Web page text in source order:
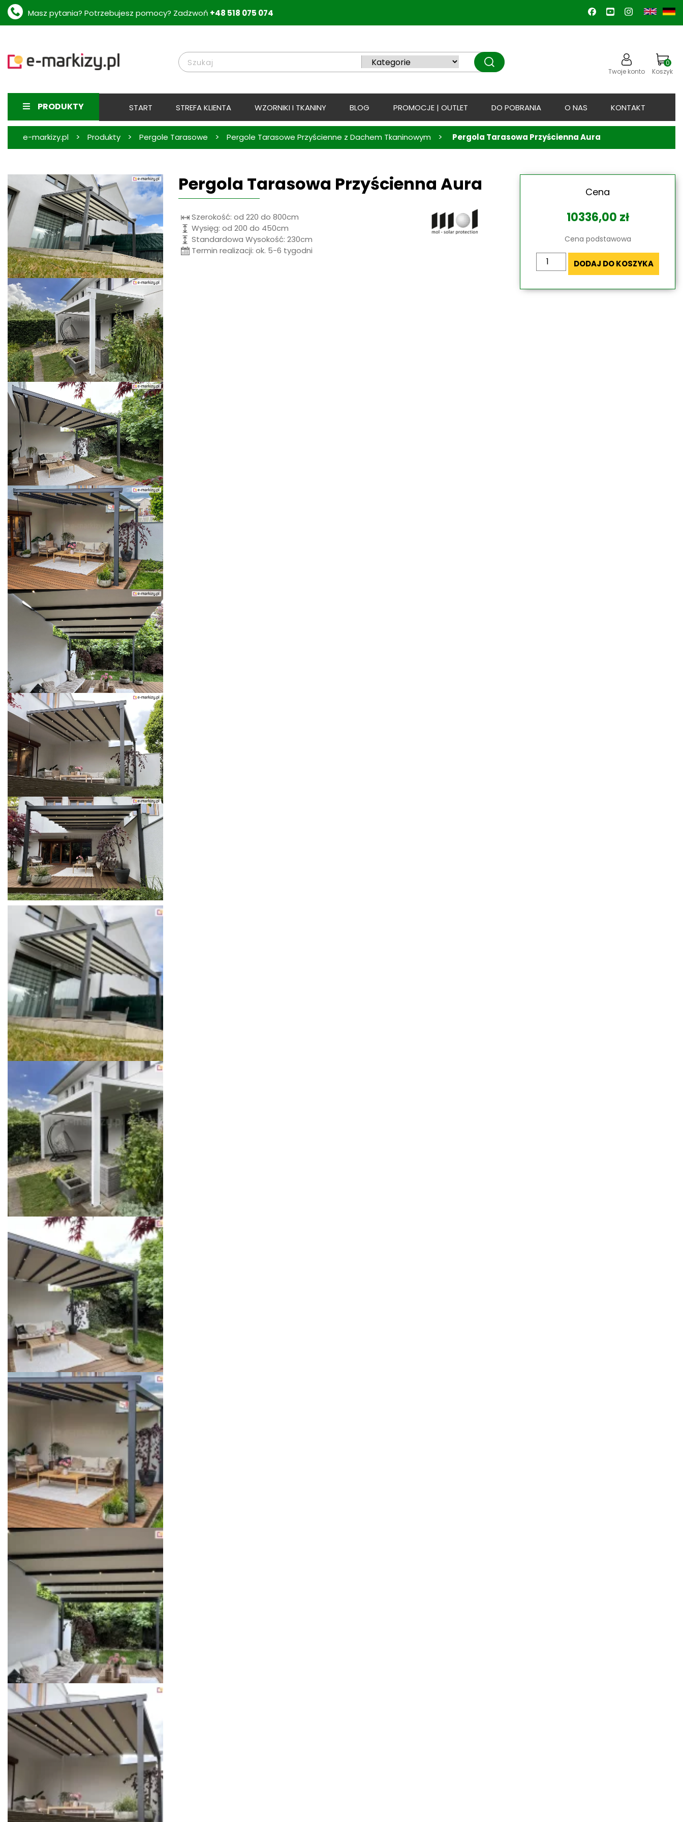
Masz pytania? Potrzebujesz pomocy? Zadzwoń +48 518 075 074
Twoje konto
0
Koszyk
PRODUKTY START STREFA KLIENTA WZORNIKI I TKANINY BLOG PROMOCJE | OUTLET DO POBRANIA O NAS KONTAKT
e-markizy.pl > Produkty > Pergole Tarasowe > Pergole Tarasowe Przyścienne z Dachem Tkaninowym > Pergola Tarasowa Przyścienna Aura
Pergola Tarasowa Przyścienna Aura
Szerokość: od 220 do 800cm
Wysięg: od 200 do 450cm
Standardowa Wysokość: 230cm
Termin realizacji: ok. 5-6 tygodni
Cena
10336,00 zł
Cena podstawowa
ilość
Pergola
Przyścienna
DODAJ DO KOSZYKA